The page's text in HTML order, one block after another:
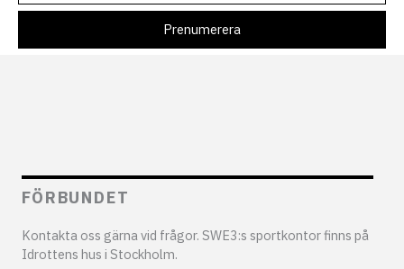
FÖRBUNDET
Kontakta oss gärna vid frågor. SWE3:s sportkontor finns på
Idrottens hus i Stockholm.